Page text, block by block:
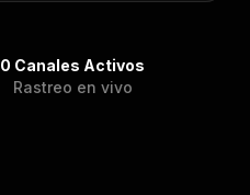
0 Canales Activos
Rastreo en vivo